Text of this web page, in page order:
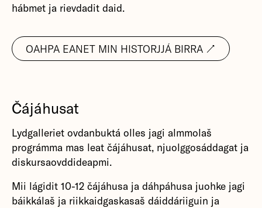
hábmet ja rievdadit daid.
OAHPA EANET MIN HISTORJJÁ BIRRA ↗
Čájáhusat
Lydgalleriet ovdanbuktá olles jagi almmolaš
prográmma mas leat čájáhusat, njuolggosáddagat ja
diskursaovddideapmi.
Mii lágidit 10-12 čájáhusa ja dáhpáhusa juohke jagi
báikkálaš ja riikkaidgaskasaš dáiddáriiguin ja